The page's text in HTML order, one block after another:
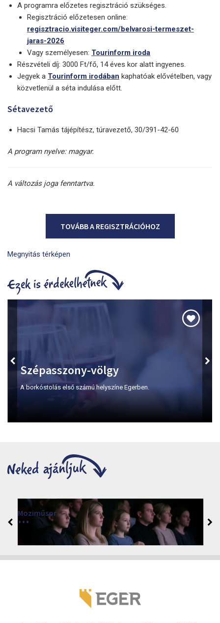
A programra előzetes regisztráció szükséges.
Regisztráció előzetesen online:
regisztracio.visiteger.com/belvarosi-termeszet-
jaras-2026
Vagy személyesen: Tourinform iroda
Részvételi díj: 3000 Ft/fő, 14 éves kor alatt ingyenes.
Jegyek a Tourinform irodában kaphatóak elővételben, vagy
közvetlenül a séta indulása előtt.
Sétavezető
Hacsi Tamás tájépítész, túravezető, 30/391-42-60
A program nyelve: magyar.
A változás joga fenntartva.
TOVÁBB A REGISZTRÁCIÓHOZ
Megnyitás térképen
Szépasszony-völgy
A borkóstolás első számú helyszíne Egerben.
Moziműsor
Cinema Agria, Eger 3300, Törvényház utca 4.